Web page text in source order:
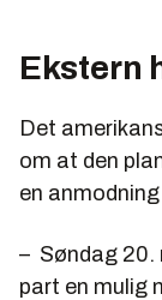
Ekstern
Det
om at den
en
– Søndag 20.
part en mulig